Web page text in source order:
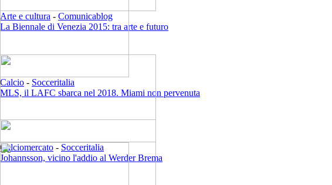
Arte e cultura - Comunicablog
La Biennale di Venezia 2015: tra arte e futuro
Calcio - Socceritalia
MLS, il LAFC sbarca nel 2018. Miami non pervenuta
Calciomercato - Socceritalia
Johannsson, vicino l'addio al Werder Brema